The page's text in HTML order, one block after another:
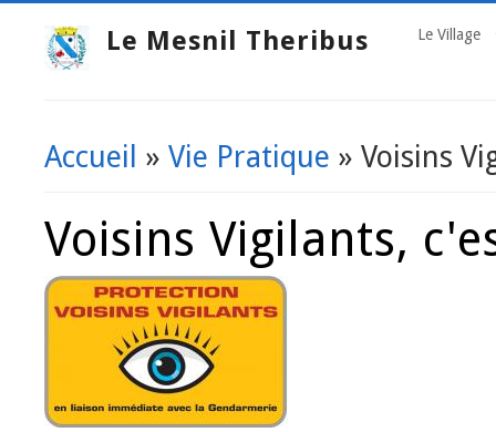
Le Mesnil Theribus Le Village
Vous êtes ici
Accueil » Vie Pratique » Voisins
Voisins Vigilants,